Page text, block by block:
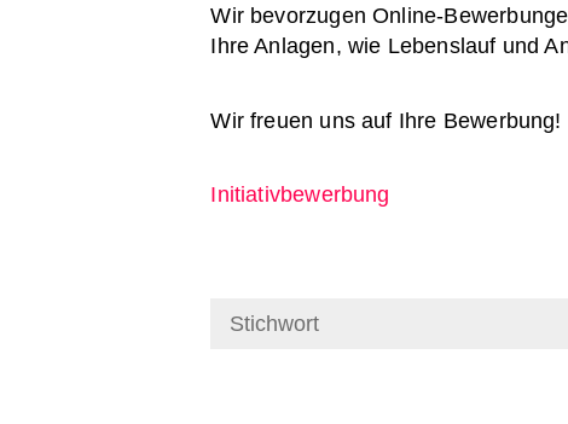
Wir bevorzugen Online-
Ihre Anlagen, wie Lebenslauf und
Wir freuen uns auf Ihre Bewerbung!
Initiativbewerbung